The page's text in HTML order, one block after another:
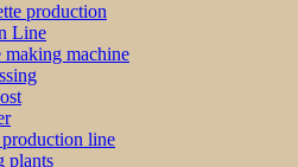
production
Line
machine
line
plants